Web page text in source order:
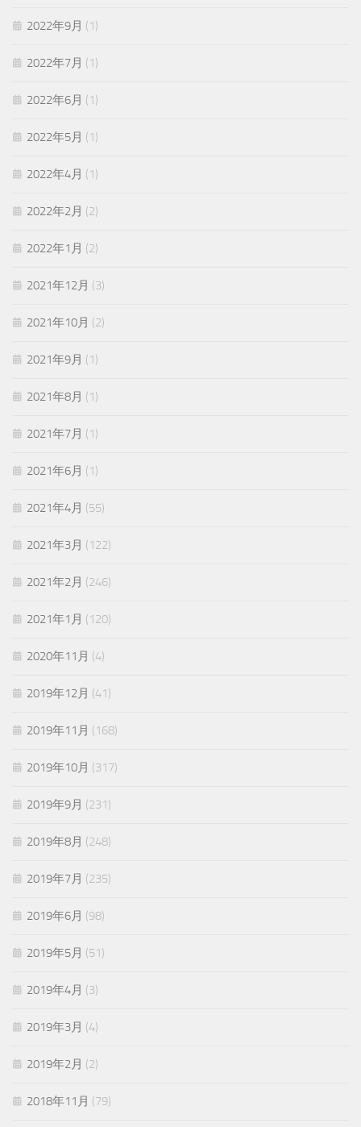
2022年9月 (1)
2022年7月 (1)
2022年6月 (1)
2022年5月 (1)
2022年4月 (1)
2022年2月 (2)
2022年1月 (2)
2021年12月 (3)
2021年10月 (2)
2021年9月 (1)
2021年8月 (1)
2021年7月 (1)
2021年6月 (1)
2021年4月 (55)
2021年3月 (122)
2021年2月 (246)
2021年1月 (120)
2020年11月 (4)
2019年12月 (41)
2019年11月 (168)
2019年10月 (317)
2019年9月 (231)
2019年8月 (248)
2019年7月 (235)
2019年6月 (98)
2019年5月 (51)
2019年4月 (3)
2019年3月 (4)
2019年2月 (2)
2018年11月 (79)